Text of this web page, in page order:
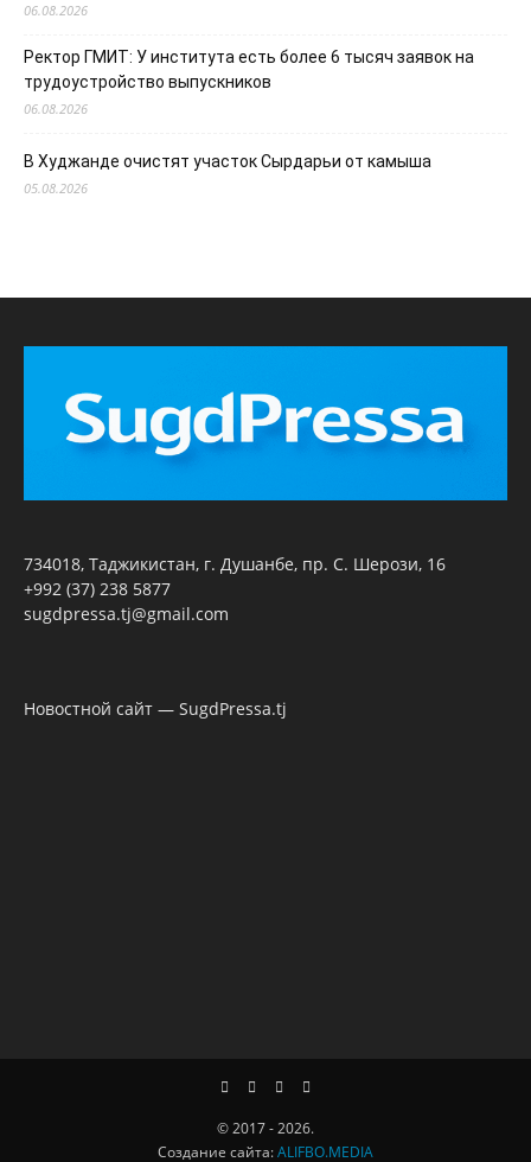
06.08.2026
Ректор ГМИТ: У института есть более 6 тысяч заявок на
трудоустройство выпускников
06.08.2026
В Худжанде очистят участок Сырдарьи от камыша
05.08.2026
734018, Таджикистан, г. Душанбе, пр. С. Шерози, 16
+992 (37) 238 5877
sugdpressa.tj@gmail.com
Новостной сайт — SugdPressa.tj
© 2017 - 2026.
Создание сайта:ALIFBO.MEDIA